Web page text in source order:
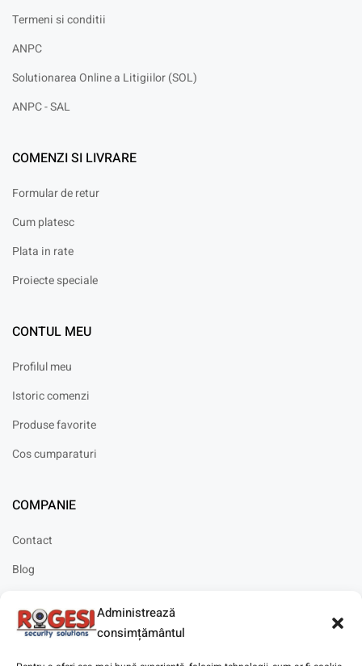
Administrează
consimțământul
Termeni si conditii
ANPC
Solutionarea Online a Litigiilor (SOL)
ANPC - SAL
COMENZI SI LIVRARE
Formular de retur
Cum platesc
Plata in rate
Proiecte speciale
CONTUL MEU
Profilul meu
Istoric comenzi
Produse favorite
Cos cumparaturi
COMPANIE
Contact
Blog
Solicitare instalare